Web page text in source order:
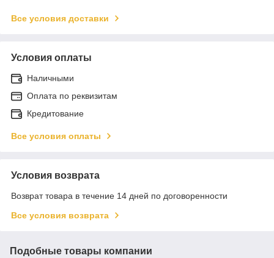
Все условия доставки
Условия оплаты
Наличными
Оплата по реквизитам
Кредитование
Все условия оплаты
Условия возврата
Возврат товара в течение 14 дней по договоренности
Все условия возврата
Подобные товары компании